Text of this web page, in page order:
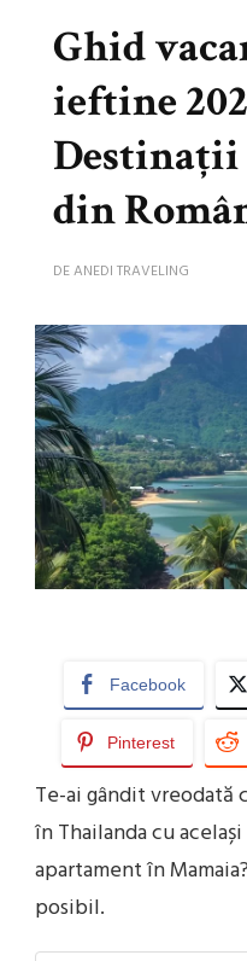
Ghid
ieftine
Destinații
din
DEANEDI TRAVELING
Facebook
Pinterest
Te-ai gândit vreodată
în Thailanda cu
apartament în
posibil.